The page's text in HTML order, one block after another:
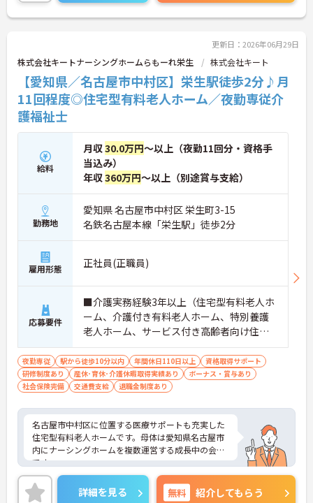
更新日：2026年06月29日
株式会社キートナーシングホームらもーれ栄生 株式会社キート
【愛知県／名古屋市中村区】栄生駅徒歩2分♪月
11回程度◎住宅型有料老人ホーム／夜勤専従介
護福祉士
給料
月収30.0万円～以上（夜勤11回分・資格手
当込み）
年収360万円～以上（別途賞与支給）
勤務地
愛知県 名古屋市中村区 栄生町3-15
名鉄名古屋本線「栄生駅」徒歩2分
雇用形態 正社員(正職員)
応募要件
■介護実務経験3年以上（住宅型有料老人ホ
ーム、介護付き有料老人ホーム、特別養護
老人ホーム、サービス付き高齢者向け住宅
等での身体介護経験がある方） ■排泄介
助、移乗介助、食事介助などの身体介護を
一通り自立して対応できる ■施設内訪問介
護または訪問介護の経験者歓迎
夜勤専従 駅から徒歩10分以内 年間休日110日以上
資格取得サポート
研修制度あり
産休･育休･介護休暇取得実績あり
ボーナス・賞与あり
社会保険完備
交通費支給 退職金制度あり
名古屋市中村区に位置する医療サポートも充実した
住宅型有料老人ホームです。母体は愛知県名古屋市
内にナーシングホームを複数運営する成長中の会社
です。
ご興味のある方には、面接対策ポイントなど、さら
に詳細をお話ししますのでお気軽にご相談くださ
い！
詳細を見る 無料 紹介してもらう